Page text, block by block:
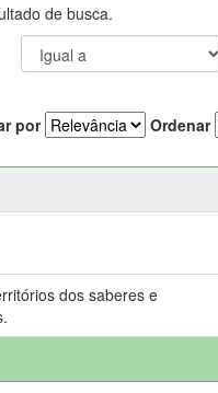
de busca.
por Ordenar
dos saberes e